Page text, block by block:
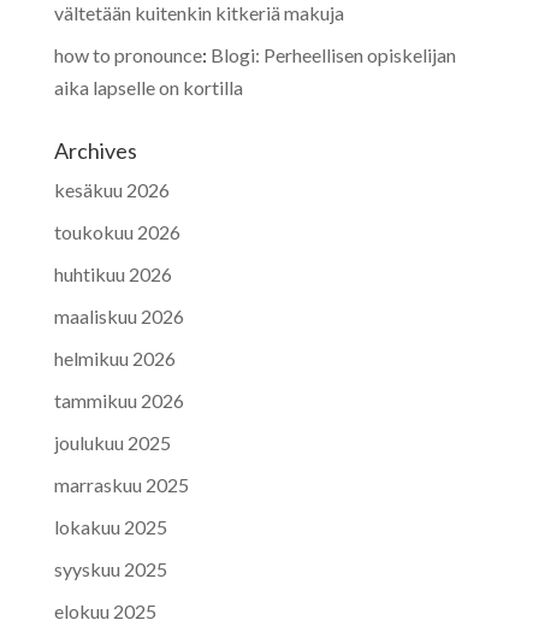
vältetään kuitenkin kitkeriä makuja
how to pronounce: Blogi: Perheellisen opiskelijan
aika lapselle on kortilla
Archives
kesäkuu 2026
toukokuu 2026
huhtikuu 2026
maaliskuu 2026
helmikuu 2026
tammikuu 2026
joulukuu 2025
marraskuu 2025
lokakuu 2025
syyskuu 2025
elokuu 2025